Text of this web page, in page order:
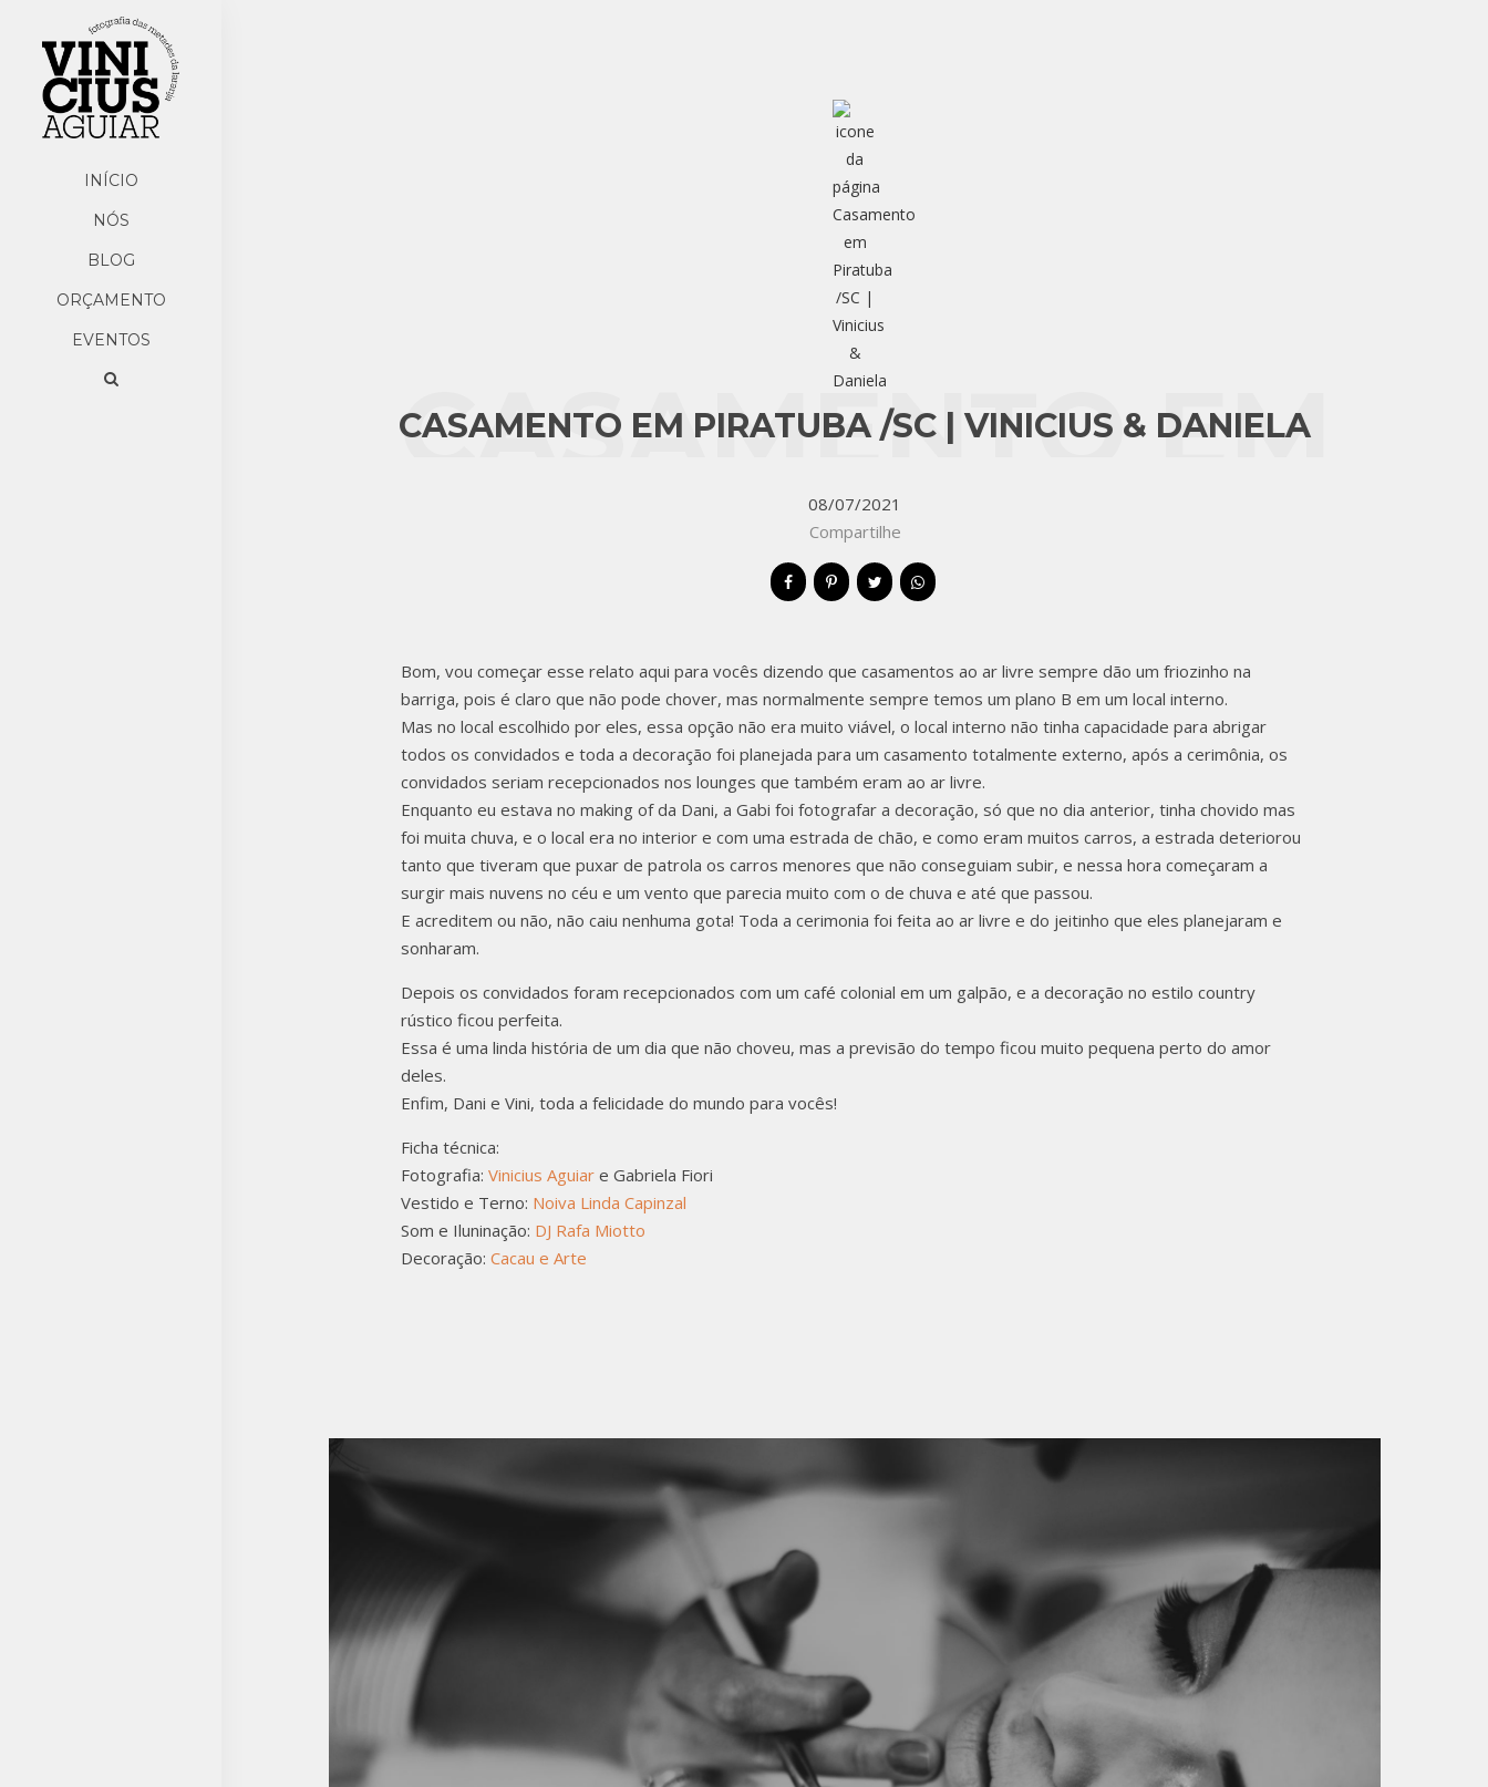
INÍCIO
NÓS
BLOG
ORÇAMENTO
EVENTOS
CASAMENTO EM PIRATUBA /SC | VINICIUS & DANIELA
CASAMENTO EM
PIRATUBA /SC |
VINICIUS & DANIELA
08/07/2021
Compartilhe
Bom, vou começar esse relato aqui para vocês dizendo que casamentos ao ar livre sempre dão um friozinho na
barriga, pois é claro que não pode chover, mas normalmente sempre temos um plano B em um local interno.
Mas no local escolhido por eles, essa opção não era muito viável, o local interno não tinha capacidade para abrigar
todos os convidados e toda a decoração foi planejada para um casamento totalmente externo, após a cerimônia, os
convidados seriam recepcionados nos lounges que também eram ao ar livre.
Enquanto eu estava no making of da Dani, a Gabi foi fotografar a decoração, só que no dia anterior, tinha chovido mas
foi muita chuva, e o local era no interior e com uma estrada de chão, e como eram muitos carros, a estrada deteriorou
tanto que tiveram que puxar de patrola os carros menores que não conseguiam subir, e nessa hora começaram a
surgir mais nuvens no céu e um vento que parecia muito com o de chuva e até que passou.
E acreditem ou não, não caiu nenhuma gota! Toda a cerimonia foi feita ao ar livre e do jeitinho que eles planejaram e
sonharam.
Depois os convidados foram recepcionados com um café colonial em um galpão, e a decoração no estilo country
rústico ficou perfeita.
Essa é uma linda história de um dia que não choveu, mas a previsão do tempo ficou muito pequena perto do amor
deles.
Enfim, Dani e Vini, toda a felicidade do mundo para vocês!
Ficha técnica:
Fotografia: Vinicius Aguiar e Gabriela Fiori
Vestido e Terno: Noiva Linda Capinzal
Som e Iluninação: DJ Rafa Miotto
Decoração: Cacau e Arte